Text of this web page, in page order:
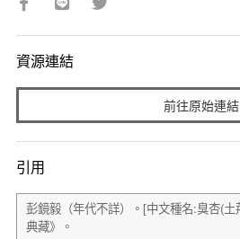
資源連結
前往原始連結
引用